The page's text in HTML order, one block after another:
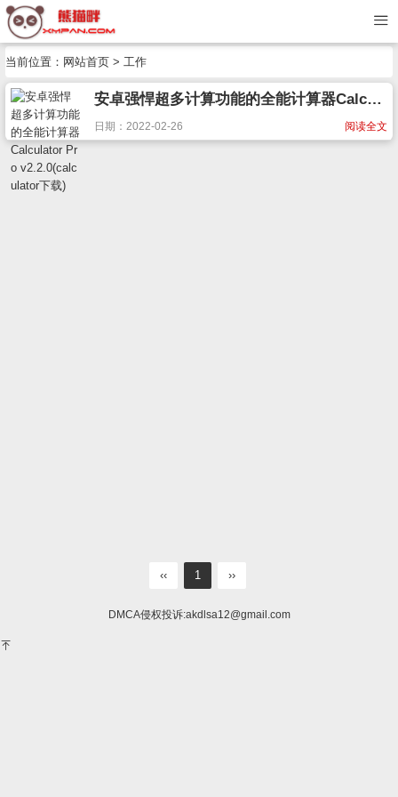
当前位置： 网站首页 > 工作
安卓强悍超多计算功能的全能计算器Calculator Pro v2.2.0(calculator下载)
阅读全文
日期：2022-02-26
‹‹ 1 ››
DMCA侵权投诉:akdlsa12@gmail.com